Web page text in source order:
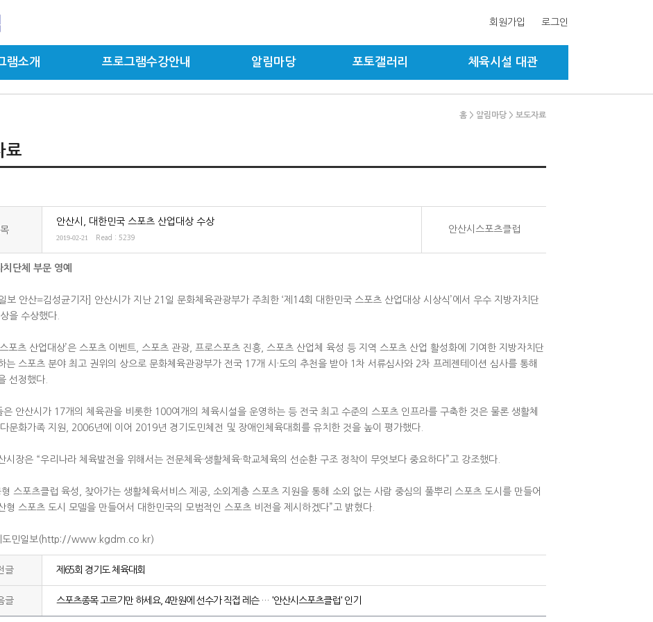
회원가입 로그인
램소개 프로그램수강안내 알림마당 포토갤러리 체육시설 대관
홈 > 알림마당 > 보도자료
료
안산시, 대한민국 스포츠 산업대상 수상
2019-02-21 Read : 5239
안산시스포츠클럽
치단체 부문 영예
보 안산=김성균기자] 안산시가 지난 21일 문화체육관광부가 주최한 ‘제14회 대한민국 스포츠 산업대상 시상식’에서 우수 지방자치단
을 수상했다.
포츠 산업대상’은 스포츠 이벤트, 스포츠 관광, 프로스포츠 진흥, 스포츠 산업체 육성 등 지역 스포츠 산업 활성화에 기여한 지방자치단
는 스포츠 분야 최고 권위의 상으로 문화체육관광부가 전국 17개 시·도의 추천을 받아 1차 서류심사와 2차 프레젠테이션 심사를 통해
선정했다.
은 안산시가 17개의 체육관을 비롯한 100여개의 체육시설을 운영하는 등 전국 최고 수준의 스포츠 인프라를 구축한 것은 물론 생활체
문화가족 지원, 2006년에 이어 2019년 경기도민체전 및 장애인체육대회를 유치한 것을 높이 평가했다.
시장은 “우리나라 체육발전을 위해서는 전문체육·생활체육·학교체육의 선순환 구조 정착이 무엇보다 중요하다”고 강조했다.
형 스포츠클럽 육성, 찾아가는 생활체육서비스 제공, 소외계층 스포츠 지원을 통해 소외 없는 사람 중심의 풀뿌리 스포츠 도시를 만들어
형 스포츠 도시 모델을 만들어서 대한민국의 모범적인 스포츠 비전을 제시하겠다”고 밝혔다.
도민일보(http://www.kgdm.co.kr)
글 제65회 경기도 체육대회
글 스포츠종목 고르기만 하세요, 4만원에 선수가 직접 레슨 … '안산시스포츠클럽' 인기